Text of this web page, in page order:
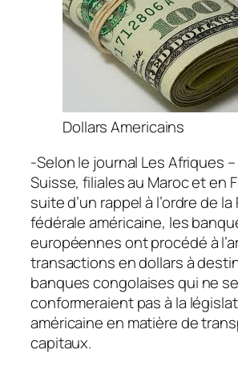
Dollars Americains
-Selon le journal Les Afriques
Suisse, filiales au Maroc et en
suite d’un rappel à l’ordre de la
fédérale américaine, les
européennes ont procédé à
transactions en dollars à
banques congolaises qui ne se
conformeraient pas à la
américaine en matière de
capitaux.